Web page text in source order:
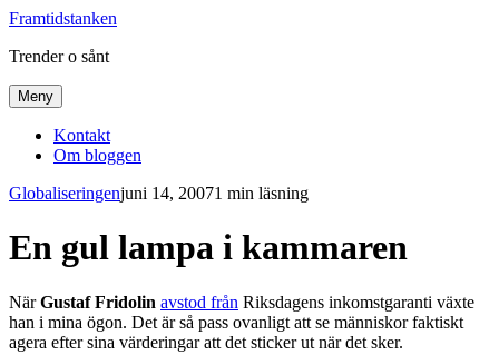
Framtidstanken
Trender o sånt
Meny
Kontakt
Om bloggen
Globaliseringenjuni 14, 20071 min läsning
En gul lampa i kammaren
NärGustaf Fridolin avstod från Riksdagens inkomstgaranti växte
han i mina ögon. Det är så pass ovanligt att se människor faktiskt
agera efter sina värderingar att det sticker ut när det sker.